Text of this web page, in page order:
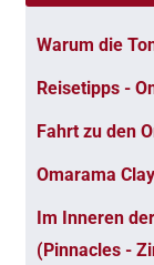
Warum die
Reisetipps -
Fahrt zu den
Omarama
Im Inneren
(Pinnacles -